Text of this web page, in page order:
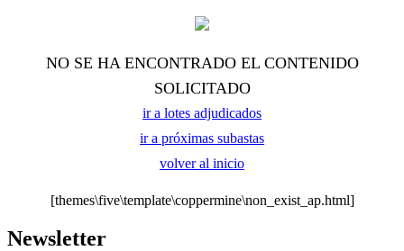
NO SE HA ENCONTRADO EL CONTENIDO
SOLICITADO
ir a lotes adjudicados
ir a próximas subastas
volver al inicio
[themes\five\template\coppermine\non_exist_ap.html]
Newsletter